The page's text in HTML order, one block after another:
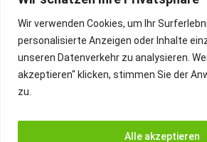
Wir verwenden Cookies, um Ihr
personalisierte Anzeigen oder Inhalte
unseren Datenverkehr zu analysieren.
akzeptieren" klicken, stimmen Sie der
zu.
Alle akzeptieren
IMPRESSUM